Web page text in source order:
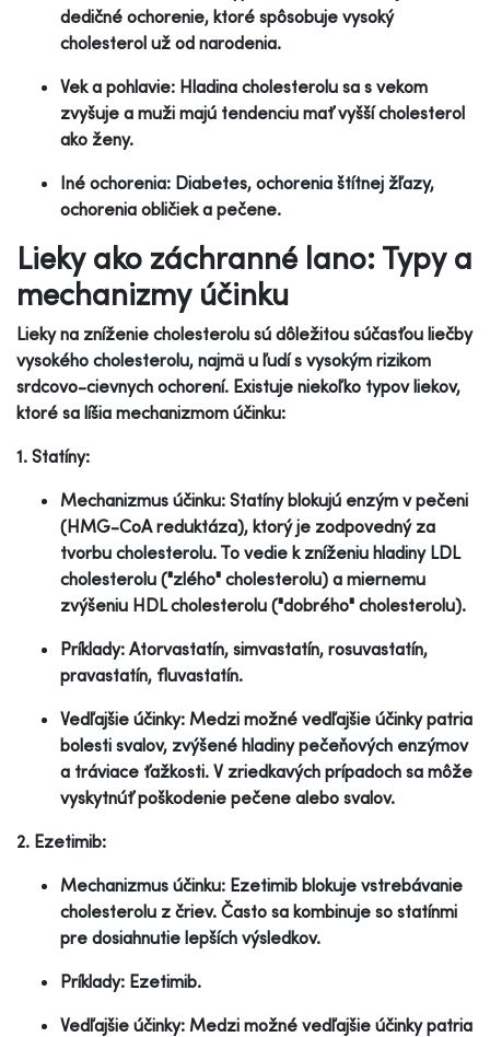
dedičné ochorenie, ktoré spôsobuje vysoký
cholesterol už od narodenia.
Vek a pohlavie: Hladina cholesterolu sa s vekom
zvyšuje a muži majú tendenciu mať vyšší cholesterol
ako ženy.
Iné ochorenia: Diabetes, ochorenia štítnej žľazy,
ochorenia obličiek a pečene.
Lieky ako záchranné lano: Typy a
mechanizmy účinku
Lieky na zníženie cholesterolu sú dôležitou súčasťou liečby
vysokého cholesterolu, najmä u ľudí s vysokým rizikom
srdcovo-cievnych ochorení. Existuje niekoľko typov liekov,
ktoré sa líšia mechanizmom účinku:
1. Statíny:
Mechanizmus účinku: Statíny blokujú enzým v pečeni
(HMG-CoA reduktáza), ktorý je zodpovedný za
tvorbu cholesterolu. To vedie k zníženiu hladiny LDL
cholesterolu ("zlého" cholesterolu) a miernemu
zvýšeniu HDL cholesterolu ("dobrého" cholesterolu).
Príklady: Atorvastatín, simvastatín, rosuvastatín,
pravastatín, fluvastatín.
Vedľajšie účinky: Medzi možné vedľajšie účinky patria
bolesti svalov, zvýšené hladiny pečeňových enzýmov
a tráviace ťažkosti. V zriedkavých prípadoch sa môže
vyskytnúť poškodenie pečene alebo svalov.
2. Ezetimib:
Mechanizmus účinku: Ezetimib blokuje vstrebávanie
cholesterolu z čriev. Často sa kombinuje so statínmi
pre dosiahnutie lepších výsledkov.
Príklady: Ezetimib.
Vedľajšie účinky: Medzi možné vedľajšie účinky patria